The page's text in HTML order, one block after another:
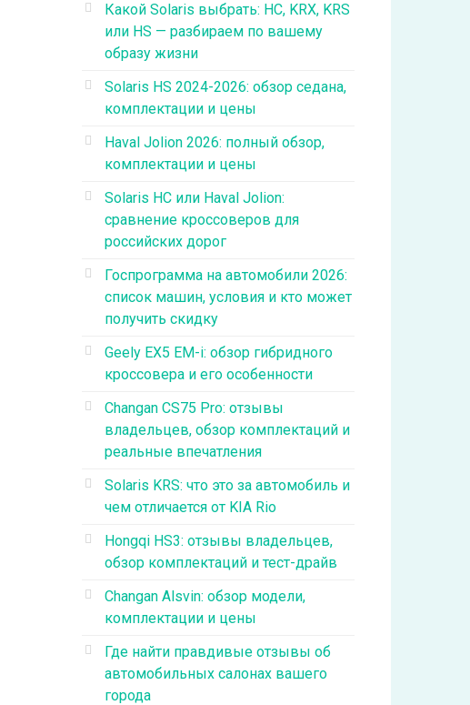
Какой Solaris выбрать: HC, KRX, KRS
или HS — разбираем по вашему
образу жизни
Solaris HS 2024-2026: обзор седана,
комплектации и цены
Haval Jolion 2026: полный обзор,
комплектации и цены
Solaris HC или Haval Jolion:
сравнение кроссоверов для
российских дорог
Госпрограмма на автомобили 2026:
список машин, условия и кто может
получить скидку
Geely EX5 EM-i: обзор гибридного
кроссовера и его особенности
Changan CS75 Pro: отзывы
владельцев, обзор комплектаций и
реальные впечатления
Solaris KRS: что это за автомобиль и
чем отличается от KIA Rio
Hongqi HS3: отзывы владельцев,
обзор комплектаций и тест-драйв
Changan Alsvin: обзор модели,
комплектации и цены
Где найти правдивые отзывы об
автомобильных салонах вашего
города